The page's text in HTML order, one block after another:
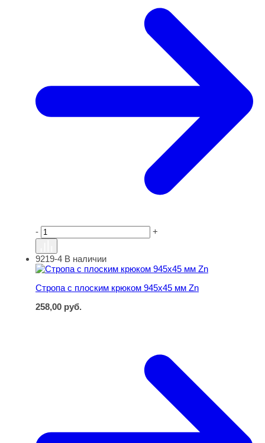
- +
Стропа с плоским крюком 945х45 мм Zn
9219-4 В наличии
Стропа с плоским крюком 945х45 мм Zn
258,00 руб.